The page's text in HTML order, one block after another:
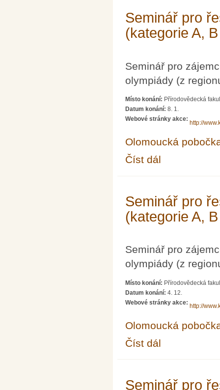
Seminář pro
(kategorie A,
Seminář pro
olympiády (z
Místo konání: Přírodovědecká
Datum konání: 8. 1.
Webové stránky akce:
http://
Olomoucká
Číst dál
Seminář pro
(kategorie A,
Seminář pro
olympiády (z
Místo konání: Přírodovědecká
Datum konání: 4. 12.
Webové stránky akce:
http://
Olomoucká
Číst dál
Seminář pro